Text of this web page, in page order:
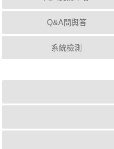
Q&A問與答
系統檢測